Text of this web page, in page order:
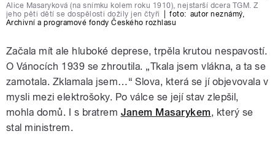
Alice Masaryková (na snímku kolem roku 1910), nejstarší dcera TGM. Z
jeho pěti dětí se dospělosti dožily jen čtyři
foto: autor neznámý,
Archivní a programové fondy Českého rozhlasu
Začala mít ale hluboké deprese, trpěla krutou nespavostí.
O Vánocích 1939 se zhroutila. „Tkala jsem vlákna, a ta se
zamotala. Zklamala jsem…“ Slova, která se jí objevovala v
mysli mezi elektrošoky. Po válce se její stav zlepšil,
mohla domů. I s bratrem Janem Masarykem, který se
stal ministrem.